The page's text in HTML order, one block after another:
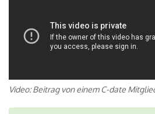
Video: Beitrag von einem C-date